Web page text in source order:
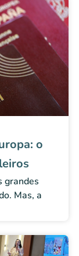
o
grandes
Mas, a